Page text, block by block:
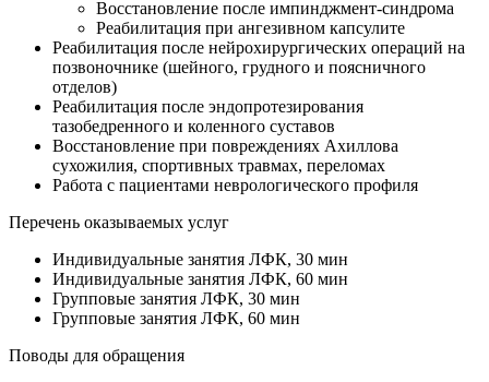
Восстановление после импинджмент-синдрома
Реабилитация при ангезивном капсулите
Реабилитация после нейрохирургических операций на
позвоночнике (шейного, грудного и поясничного
отделов)
Реабилитация после эндопротезирования
тазобедренного и коленного суставов
Восстановление при повреждениях Ахиллова
сухожилия, спортивных травмах, переломах
Работа с пациентами неврологического профиля
Перечень оказываемых услуг
Индивидуальные занятия ЛФК, 30 мин
Индивидуальные занятия ЛФК, 60 мин
Групповые занятия ЛФК, 30 мин
Групповые занятия ЛФК, 60 мин
Поводы для обращения